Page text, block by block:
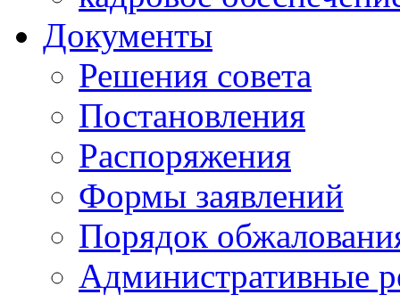
Документы
Решения совета
Постановления
Распоряжения
Формы заявлений
Порядок
Административные